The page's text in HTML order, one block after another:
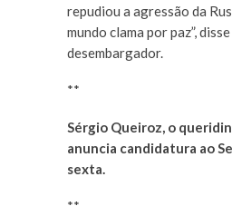
repudiou a agressão da
mundo clama por paz”,
desembargador.
**
Sérgio Queiroz, o
anuncia candidatura ao
sexta.
**